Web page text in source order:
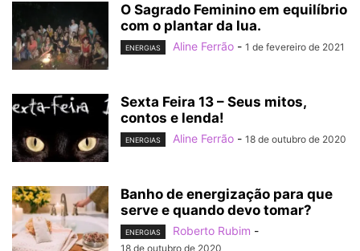
O Sagrado Feminino em equilíbrio
com o plantar da lua.
ENERGIAS Aline Ferrão - 1 de fevereiro de 2021
Sexta Feira 13 – Seus mitos,
contos e lenda!
ENERGIAS Aline Ferrão - 18 de outubro de 2020
Banho de energização para que
serve e quando devo tomar?
ENERGIAS Roberto Rubim -
18 de outubro de 2020